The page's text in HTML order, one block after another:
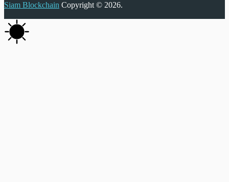
Siam Blockchain Copyright © 2026.